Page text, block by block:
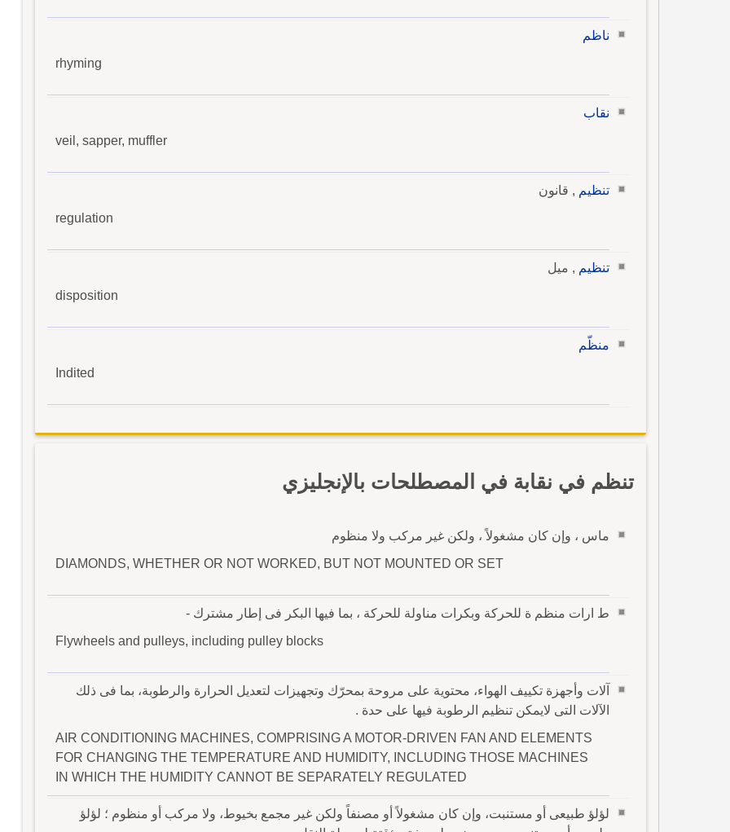
ناظم
rhyming
نقاب
veil, sapper, muffler
تنظيم , قانون
regulation
تنظيم , ميل
disposition
منظّم
Indited
تنظم في نقابة في المصطلحات بالإنجليزي
ماس ، وإن كان مشغولاً ، ولكن غير مركب ولا منظوم
DIAMONDS, WHETHER OR NOT WORKED, BUT NOT MOUNTED OR SET
ط ارات منظم ة للحركة وبكرات مناولة للحركة ، بما فيها البكر فى إطار مشترك -
Flywheels and pulleys, including pulley blocks
آلات وأجهزة تكييف الهواء، محتوية على مروحة بمحرّك وتجهيزات لتعديل الحرارة والرطوبة، بما فى ذلك
الآلات التى لايمكن تنظيم الرطوبة فيها على حدة .
AIR CONDITIONING MACHINES, COMPRISING A MOTOR-DRIVEN FAN AND ELEMENTS
FOR CHANGING THE TEMPERATURE AND HUMIDITY, INCLUDING THOSE MACHINES
IN WHICH THE HUMIDITY CANNOT BE SEPARATELY REGULATED
لؤلؤ طبيعى أو مستنبت، وإن كان مشغولاً أو مصنفاً ولكن غير مجمع بخيوط، ولا مركب أو منظوم ؛ لؤلؤ